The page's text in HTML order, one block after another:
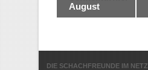
August
DIE SCHACHFREUNDE IM NETZ